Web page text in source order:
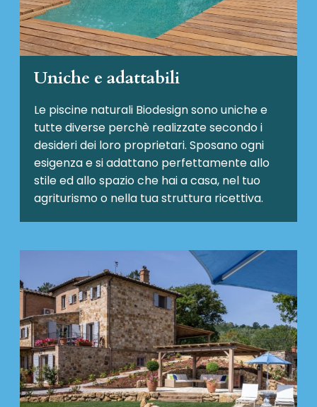
Uniche e adattabili
Le piscine naturali Biodesignsono uniche e
tutte diverse perchè realizzate secondo i
desideri dei loro proprietari. Sposano ogni
esigenza e si adattano perfettamente allo
stile ed allo spazio che hai a casa, nel tuo
agriturismo o nella tua struttura ricettiva.